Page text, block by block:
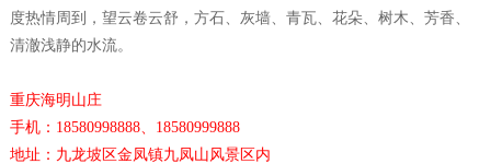
度热情周到，望云卷云舒，方石、灰墙、青瓦、花朵、树木、芳香、
清澈浅静的水流。
重庆海明山庄
手机：18580998888、18580999888
地址：九龙坡区金凤镇九凤山风景区内